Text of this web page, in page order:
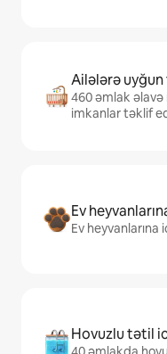
Ailələrə
460 əmlak
imkanlar təklif
Ev
Ev heyvanlarına
Hovuzlu tətil